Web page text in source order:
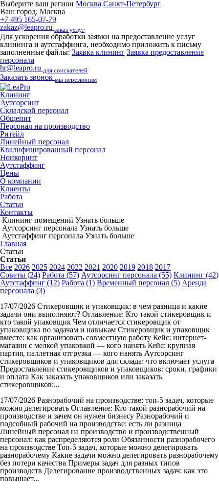
Выберите ваш регион Москва Санкт-Петербург
Ваш город: Москва
+7 495 165-07-79
zakaz@leapro.ru заказ услуг
Для ускорения обработки заявки на предоставление услуг
клининга и аутстаффинга, необходимо приложить к письму
заполненные файлы: Заявка клининг Заявка предоставление
персонала
hr@leapro.ru для соискателей
Заказать звонок мы перезвоним
Клининг
Аутсорсинг
Складской персонал
Общепит
Персонал на производство
Ритейл
Линейный персонал
Квалифицированный персонал
Нонкоринг
Аутстаффинг
Цены
О компании
Клиенты
Работа
Статьи
Контакты
Клининг помещений Узнать больше
Аутсорсинг персонала Узнать больше
Аутстаффинг персонала Узнать больше
Главная
Статьи
Статьи
Все 2026 2025 2024 2022 2021 2020 2019 2018 2017
Советы (24) Работа (57) Аутсорсинг персонала (55) Клининг (42)
Аутстаффинг (12) Работа (1) Временный персонал (5) Аренда
персонала (3)
17/07/2026 Стикеровщик и упаковщик: в чем разница и какие
задачи они выполняют? Оглавление: Кто такой стикеровщик и
кто такой упаковщик Чем отличается стикеровщик от
упаковщика по задачам и навыкам Стикеровщик и упаковщик
вместе: как организовать совместную работу Кейс: интернет-
магазин с мелкой упаковкой — кого нанять Кейс: крупная
партия, паллетная отгрузка — кого нанять Аутсорсинг
стикеровщиков и упаковщиков для склада: что включает услуга
Предоставление стикеровщиков и упаковщиков: сроки, графики
и оплата Как заказать упаковщиков или заказать
стикеровщиков:...
17/07/2026 Разнорабочий на производстве: топ-5 задач, которые
можно делегировать Оглавление: Кто такой разнорабочий на
производстве и зачем он нужен бизнесу Разнорабочий и
подсобный рабочий на производстве: есть ли разница
Линейный персонал на производство и производственный
персонал: как распределяются роли Обязанности разнорабочего
на производстве Топ-5 задач, которые можно делегировать
разнорабочему Какие задачи можно делегировать разнорабочему
без потери качества Примеры задач для разных типов
производств Делегирование производственных задач: как это
повышает...